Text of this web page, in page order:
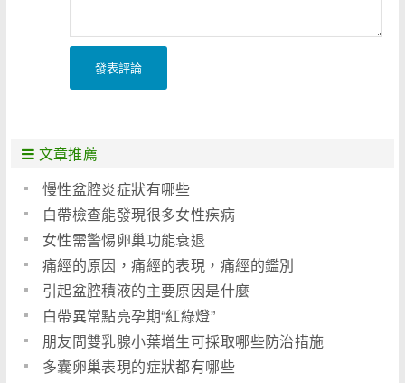
發表評論
文章推薦
慢性盆腔炎症狀有哪些
白帶檢查能發現很多女性疾病
女性需警惕卵巢功能衰退
痛經的原因，痛經的表現，痛經的鑑別
引起盆腔積液的主要原因是什麼
白帶異常點亮孕期“紅綠燈”
朋友問雙乳腺小葉增生可採取哪些防治措施
多囊卵巢表現的症狀都有哪些